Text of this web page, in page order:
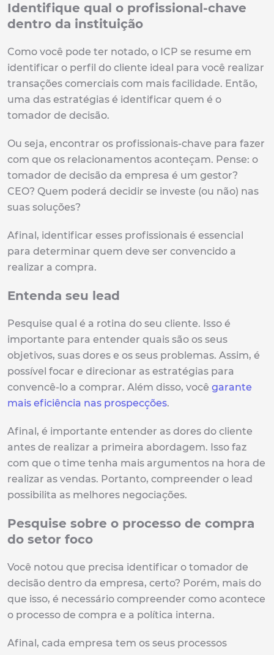
Identifique qual o profissional-chave
dentro da instituição
Como você pode ter notado, o ICP se resume em
identificar o perfil do cliente ideal para você realizar
transações comerciais com mais facilidade. Então,
uma das estratégias é identificar quem é o
tomador de decisão.
Ou seja, encontrar os profissionais-chave para fazer
com que os relacionamentos aconteçam. Pense: o
tomador de decisão da empresa é um gestor?
CEO? Quem poderá decidir se investe (ou não) nas
suas soluções?
Afinal, identificar esses profissionais é essencial
para determinar quem deve ser convencido a
realizar a compra.
Entenda seu lead
Pesquise qual é a rotina do seu cliente. Isso é
importante para entender quais são os seus
objetivos, suas dores e os seus problemas. Assim, é
possível focar e direcionar as estratégias para
convencê-lo a comprar. Além disso, você garante
mais eficiência nas prospecções.
Afinal, é importante entender as dores do cliente
antes de realizar a primeira abordagem. Isso faz
com que o time tenha mais argumentos na hora de
realizar as vendas. Portanto, compreender o lead
possibilita as melhores negociações.
Pesquise sobre o processo de compra
do setor foco
Você notou que precisa identificar o tomador de
decisão dentro da empresa, certo? Porém, mais do
que isso, é necessário compreender como acontece
o processo de compra e a política interna.
Afinal, cada empresa tem os seus processos